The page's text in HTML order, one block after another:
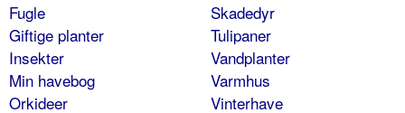
Fugle
Giftige planter
Insekter
Min havebog
Orkideer
Skadedyr
Tulipaner
Vandplanter
Varmhus
Vinterhave